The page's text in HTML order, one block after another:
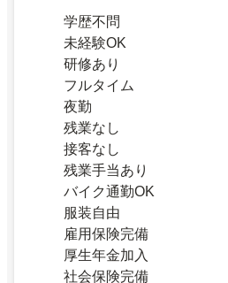
学歴不問
未経験OK
研修あり
フルタイム
夜勤
残業なし
接客なし
残業手当あり
バイク通勤OK
服装自由
雇用保険完備
厚生年金加入
社会保険完備